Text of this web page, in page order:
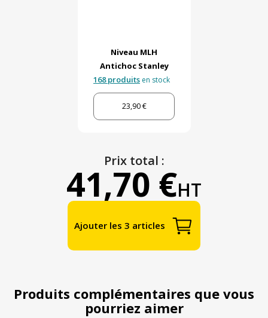
Niveau MLH
Antichoc Stanley
168 produits en stock
23,90 €
Prix total :
41,70 €HT
Ajouter les 3 articles
Produits complémentaires que vous
pourriez aimer